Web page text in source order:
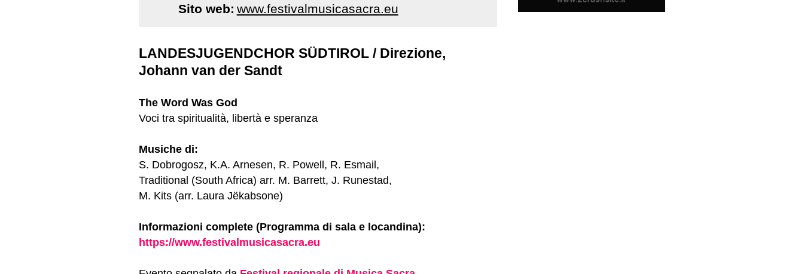
Sito web: www.festivalmusicasacra.eu
LANDESJUGENDCHOR SÜDTIROL / Direzione,
Johann van der Sandt
The Word Was God
Voci tra spiritualità, libertà e speranza
Musiche di:
S. Dobrogosz, K.A. Arnesen, R. Powell, R. Esmail,
Traditional (South Africa) arr. M. Barrett, J. Runestad,
M. Kits (arr. Laura Jëkabsone)
Informazioni complete (Programma di sala e locandina):
https://www.festivalmusicasacra.eu